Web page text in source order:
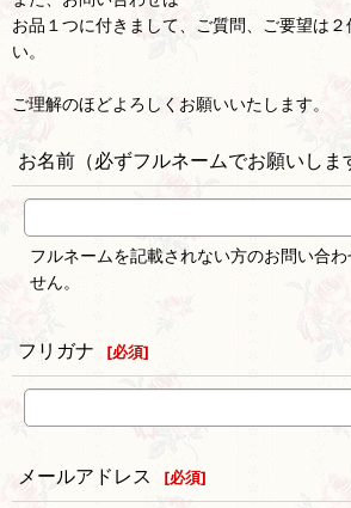
お品１つに付きまして、ご質問、ご要望は２
い。
ご理解のほどよろしくお願いいたします。
お名前（必ずフルネームでお願いしま
フルネームを記載されない方のお問い合
せん。
フリガナ [必須]
メールアドレス [必須]